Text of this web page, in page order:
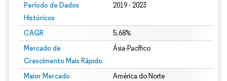
Período de Dados
Históricos
2019 - 2023
CAGR 5.68%
Mercado de
Crescimento Mais Rápido
Ásia-Pacífico
Maior Mercado América do Norte